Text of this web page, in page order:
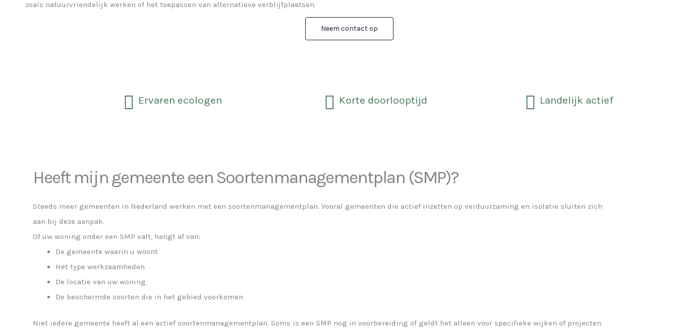
zoals natuurvriendelijk werken of het toepassen van alternatieve verblijfplaatsen.
Neem contact op
Ervaren ecologen Korte doorlooptijd Landelijk actief
Heeft mijn gemeente een Soortenmanagementplan (SMP)?
Steeds meer gemeenten in Nederland werken met een soortenmanagementplan. Vooral gemeenten die actief inzetten op verduurzaming en isolatie sluiten zich
aan bij deze aanpak.
Of uw woning onder een SMP valt, hangt af van:
De gemeente waarin u woont
Het type werkzaamheden
De locatie van uw woning
De beschermde soorten die in het gebied voorkomen
Niet iedere gemeente heeft al een actief soortenmanagementplan. Soms is een SMP nog in voorbereiding of geldt het alleen voor specifieke wijken of projecten.